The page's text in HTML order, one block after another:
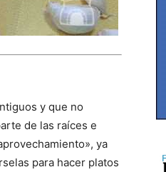
y que no
de las raíces e
ya
para hacer platos